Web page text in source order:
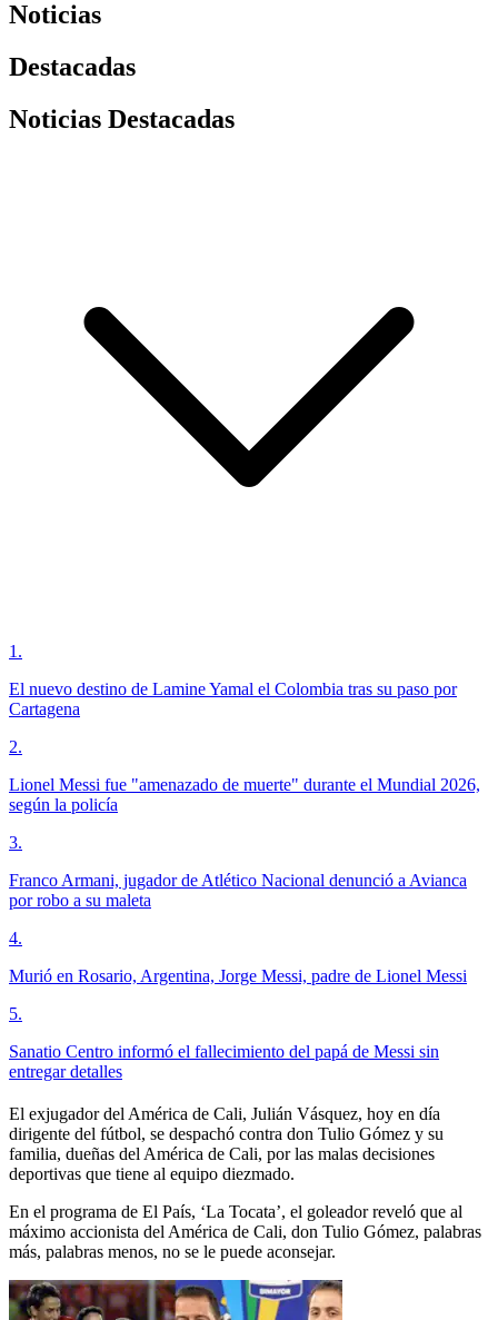
Noticias
Destacadas
Noticias Destacadas
1 .
El nuevo destino de Lamine Yamal el Colombia tras su paso por
Cartagena
2.
Lionel Messi fue "amenazado de muerte" durante el Mundial 2026,
según la policía
3.
Franco Armani, jugador de Atlético Nacional denunció a Avianca
por robo a su maleta
4.
Murió en Rosario, Argentina, Jorge Messi, padre de Lionel Messi
5.
Sanatio Centro informó el fallecimiento del papá de Messi sin
entregar detalles
El exjugador del América de Cali, Julián Vásquez, hoy en día
dirigente del fútbol, se despachó contra don Tulio Gómez y su
familia, dueñas del América de Cali, por las malas decisiones
deportivas que tiene al equipo diezmado.
En el programa de El País, ‘La Tocata’, el goleador reveló que al
máximo accionista del América de Cali, don Tulio Gómez, palabras
más, palabras menos, no se le puede aconsejar.